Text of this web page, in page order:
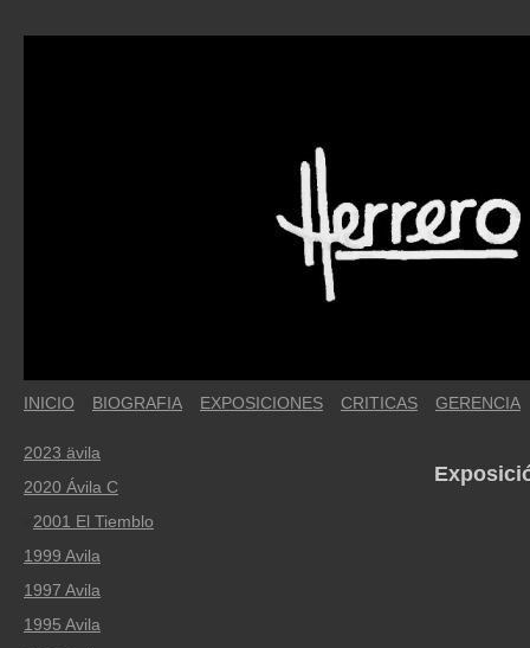
INICIO BIOGRAFIA EXPOSICIONES CRITICAS GERENCIA
2023 ävila
2020 Ávila C
2001 El Tiemblo
1999 Avila
1997 Avila
1995 Avila